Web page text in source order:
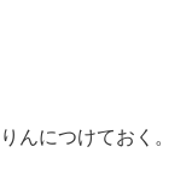
んにつけておく。